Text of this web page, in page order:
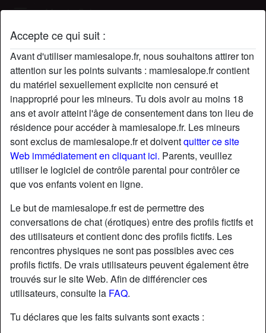
Accepte ce qui suit :
Avant d'utiliser mamiesalope.fr, nous souhaitons attirer ton
attention sur les points suivants : mamiesalope.fr contient
du matériel sexuellement explicite non censuré et
inapproprié pour les mineurs. Tu dois avoir au moins 18
ans et avoir atteint l'âge de consentement dans ton lieu de
résidence pour accéder à mamiesalope.fr. Les mineurs
sont exclus de mamiesalope.fr et doiventquitter ce site
Web immédiatement en cliquant ici. Parents, veuillez
utiliser le logiciel de contrôle parental pour contrôler ce
que vos enfants voient en ligne.
Le but de mamiesalope.fr est de permettre des
conversations de chat (érotiques) entre des profils fictifs et
des utilisateurs et contient donc des profils fictifs. Les
rencontres physiques ne sont pas possibles avec ces
profils fictifs. De vrais utilisateurs peuvent également être
trouvés sur le site Web. Afin de différencier ces
utilisateurs, consulte la FAQ.
Tu déclares que les faits suivants sont exacts :
Mamie Salope
Profil de EmilieMtitz
radio_button_checked
starAjouter chatDiscuter !